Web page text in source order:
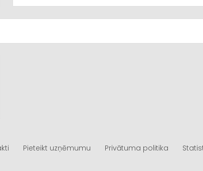
Pieteikt uzņēmumu Privātuma politika